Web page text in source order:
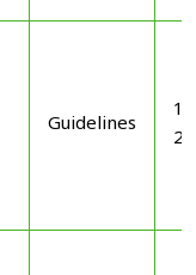
Guidelines